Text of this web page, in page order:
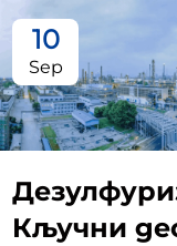
10
Sep
Кључни